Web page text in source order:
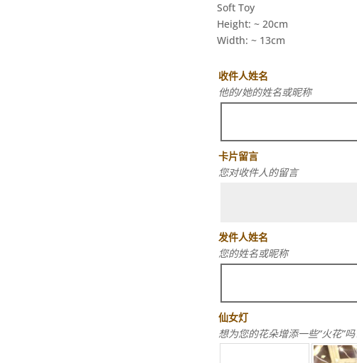
Soft Toy
Height: ~ 20cm
Width: ~ 13cm
收件人姓名
他的/她的姓名或昵称
卡片留言
您对收件人的留言
发件人姓名
您的姓名或昵称
仙女灯
想为您的花朵增添一些“火花”